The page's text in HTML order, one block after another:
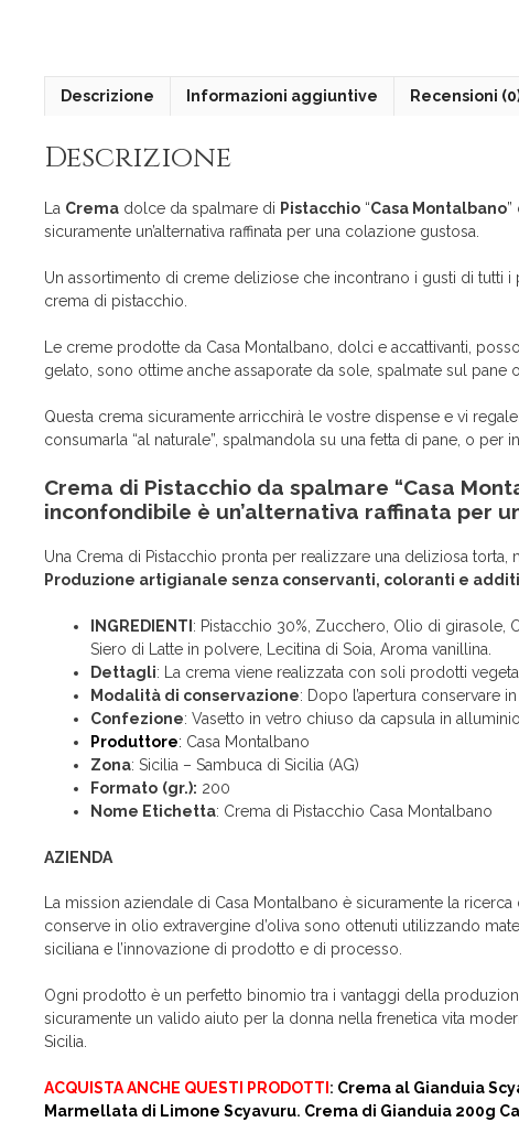
Descrizione Informazioni aggiuntive Recensioni
Descrizione
La Crema dolce da spalmare di Pistacchio “Casa Montalbano
sicuramente un’alternativa raffinata per una colazione gustosa.
Un assortimento di creme deliziose che incontrano i gusti di tutti
crema di pistacchio.
Le creme prodotte da Casa Montalbano, dolci e accattivanti,
gelato, sono ottime anche assaporate da sole, spalmate sul pane
Questa crema sicuramente arricchirà le vostre dispense e vi
consumarla “al naturale”, spalmandola su una fetta di pane, o per
Crema di Pistacchio da spalmare “Casa
inconfondibile è un’alternativa raffinata per
Una Crema di Pistacchio pronta per realizzare una deliziosa
Produzione artigianale senza conservanti, coloranti e
INGREDIENTI : Pistacchio 30%, Zucchero, Olio di girasole,
Siero di Latte in polvere, Lecitina di Soia, Aroma vanillina.
Dettagli: La crema viene realizzata con soli prodotti
Modalità di conservazione: Dopo l’apertura conservare
Confezione: Vasetto in vetro chiuso da capsula in alluminio
Produttore: Casa Montalbano
Zona: Sicilia – Sambuca di Sicilia (AG)
Formato (gr.): 200
Nome Etichetta: Crema di Pistacchio Casa Montalbano
AZIENDA
La mission aziendale di Casa Montalbano è sicuramente la
conserve in olio extravergine d’oliva sono ottenuti utilizzando
siciliana e l’innovazione di prodotto e di processo.
Ogni prodotto è un perfetto binomio tra i vantaggi della
sicuramente un valido aiuto per la donna nella frenetica vita
Sicilia.
ACQUISTA ANCHE QUESTI PRODOTTI : Crema al Gianduia
Marmellata di Limone Scyavuru. Crema di Gianduia 200g